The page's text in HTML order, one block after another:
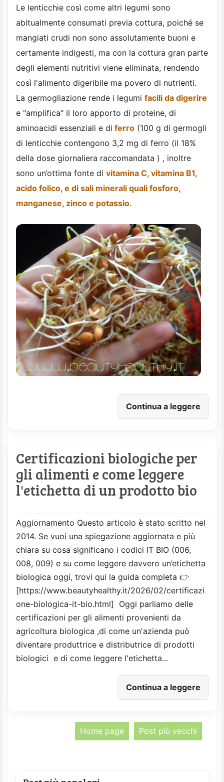
Le lenticchie così come altri legumi sono
abitualmente consumati previa cottura, poiché se
mangiati crudi non sono assolutamente buoni e
certamente indigesti, ma con la cottura gran parte
degli elementi nutritivi viene eliminata, rendendo
così l'alimento digeribile ma povero di nutrienti.
La germogliazione rende i legumi facili da digerire
e "amplifica" il loro apporto di proteine, di
aminoacidi essenziali e di ferro (100 g di germogli
di lenticchie contengono 3,2 mg di ferro (il 18%
della dose giornaliera raccomandata ) , inoltre
sono un’ottima fonte di vitamina C, vitamina B1,
acido folico, e di sali minerali quali fosforo,
manganese, zinco e potassio.
Continua a leggere
Certificazioni biologiche per
gli alimenti e come leggere
l'etichetta di un prodotto bio
Aggiornamento Questo articolo è stato scritto nel
2014. Se vuoi una spiegazione aggiornata e più
chiara su cosa significano i codici IT BIO (006,
008, 009) e su come leggere davvero un’etichetta
biologica oggi, trovi qui la guida completa 👉
[https://www.beautyhealthy.it/2026/02/certificazi
one-biologica-it-bio.html] Oggi parliamo delle
certificazioni per gli alimenti provenienti da
agricoltura biologica ,di come un'azienda può
diventare produttrice e distributrice di prodotti
biologici e di come leggere l'etichetta...
Continua a leggere
Post più vecchi
Home page